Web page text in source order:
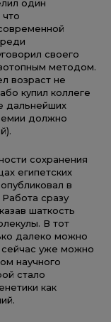
один
что
своего
методом.
возраст не
купил коллеге
дальнейших
должно
сохранения
египетских
в
сразу
шаткость
В тот
далеко можно
сейчас уже можно
научного
стало
как